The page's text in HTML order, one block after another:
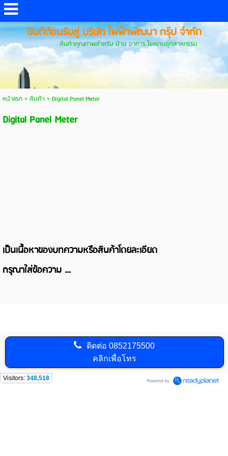
ยินดีต้อนรับสู่ บริษัท ไฟฟ้าพัฒนา กรุ๊ป จำกัด
สินค้าคุณภาพสำหรับ บ้าน อาคาร โรงงานอุตสาหกรรม
หน้าแรก> สินค้า > Digital Panel Meter
Digital Panel Meter
เป็นเนื้อหาของบทความหรือสินค้าโดยละเอียด
กรุณาใส่ข้อความ …
ติดต่อ0852175500
คลิกเพื่อโทร
Visitors: 348,518